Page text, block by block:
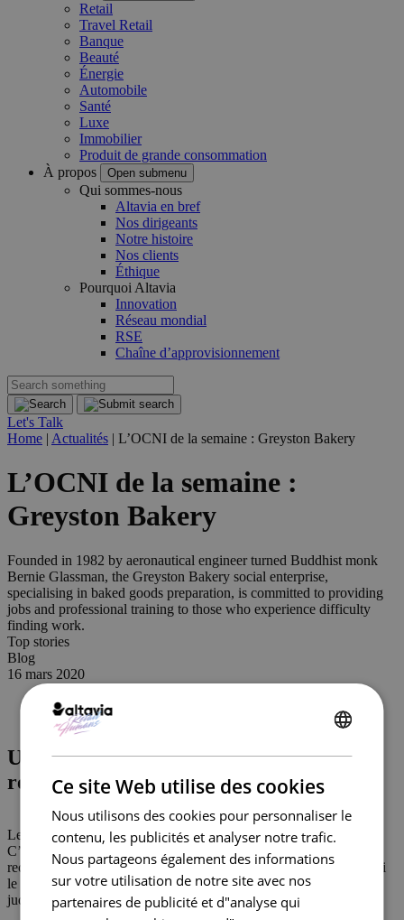
Retail
Travel Retail
Banque
Beauté
Énergie
Automobile
Santé
Luxe
Immobilier
Produit de grande consommation
À propos
Open submenu
Qui sommes-nous
Altavia en bref
Nos dirigeants
Notre histoire
Nos clients
Éthique
Pourquoi Altavia
Innovation
Réseau mondial
RSE
Chaîne d’approvisionnement
Let's Talk
Home | Actualités | L’OCNI de la semaine : Greyston Bakery
L’OCNI de la semaine :
Greyston Bakery
Founded in 1982 by aeronautical engineer turned Buddhist monk
Bernie Glassman, the Greyston Bakery social enterprise,
specialising in baked goods preparation, is committed to providing
jobs and professional training to those who experience difficulty
finding work.
Top stories
Blog
16 mars 2020
Une politique de recrutement
révolutionnaire
Les premiers candidats à postuler sont les premiers à être engagés.
C’est le principe du programme nommé Open Hiring® («
recrutement ouvert ») lancé par Greyston Bakery, investissant ainsi
le potentiel humain. Aucun CV à présenter, nul extrait de casier
judiciaire à dévoiler. Seule la réactivité est récompensée.
Ce site Web utilise des cookies
Nous utilisons des cookies pour personnaliser le
contenu, les publicités et analyser notre trafic.
Nous partageons également des informations
sur votre utilisation de notre site avec nos
partenaires de publicité et d"analyse qui